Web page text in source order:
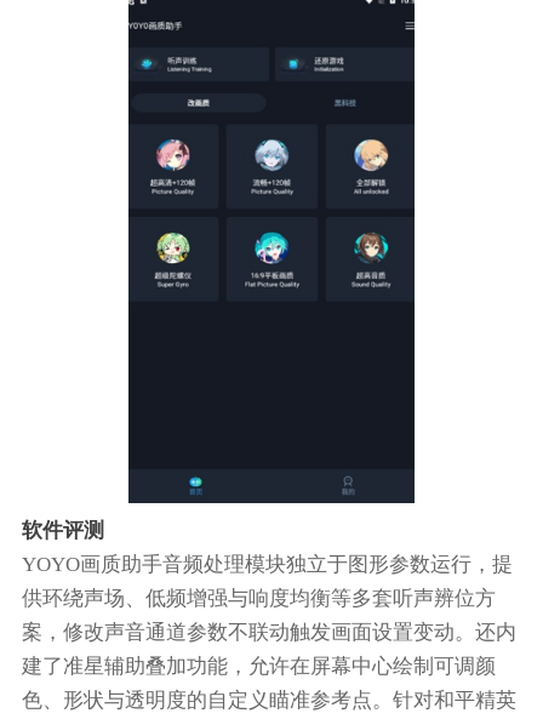
软件评测
YOYO画质助手音频处理模块独立于图形参数运行，提
供环绕声场、低频增强与响度均衡等多套听声辨位方
案，修改声音通道参数不联动触发画面设置变动。还内
建了准星辅助叠加功能，允许在屏幕中心绘制可调颜
色、形状与透明度的自定义瞄准参考点。针对和平精英